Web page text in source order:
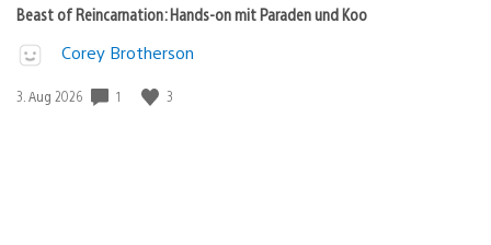
Beast of Reincarnation: Hands-on mit Paraden und Koo
Corey Brotherson
Veröffentlichungsdatum:
3. Aug 2026 1 3